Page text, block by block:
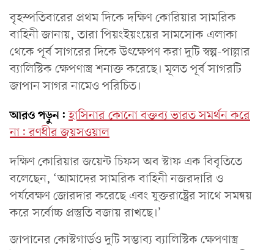
বৃহস্পতিবারের প্রথম দিকে দক্ষিণ কোরিয়ার সামরিক
বাহিনী জানায়, তারা পিয়ংইয়ংয়ের সামসোক এলাকা
থেকে পূর্ব সাগরের দিকে উৎক্ষেপণ করা দুটি স্বল্প-পাল্লার
ব্যালিস্টিক ক্ষেপণাস্ত্র শনাক্ত করেছে। মূলত পূর্ব সাগরটি
জাপান সাগর নামেও পরিচিত।
আরও পড়ুন: হাসিনার কোনো বক্তব্য ভারত সমর্থন করে
না: রণধীর জয়সওয়াল
দক্ষিণ কোরিয়ার জয়েন্ট চিফস অব স্টাফ এক বিবৃতিতে
বলেছেন, ‘আমাদের সামরিক বাহিনী নজরদারি ও
পর্যবেক্ষণ জোরদার করেছে এবং যুক্তরাষ্ট্রের সাথে সমন্বয়
করে সর্বোচ্চ প্রস্তুতি বজায় রাখছে।’
জাপানের কোস্টগার্ডও দুটি সম্ভাব্য ব্যালিস্টিক ক্ষেপণাস্ত্র